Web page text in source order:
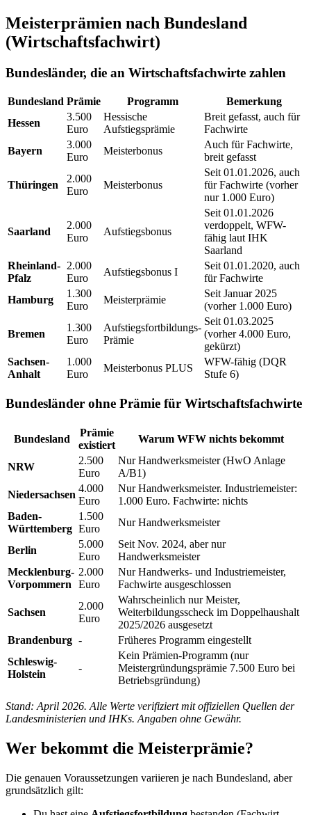
Meisterprämien nach Bundesland
(Wirtschaftsfachwirt)
Bundesländer, die an Wirtschaftsfachwirte zahlen
Bundesland Prämie Programm
Bemerkung
Hessen
3.500
Euro
Hessische
Aufstiegsprämie
Breit gefasst, auch für
Fachwirte
Bayern
3.000
Euro
Meisterbonus
Auch für Fachwirte,
breit gefasst
Thüringen
2.000
Euro
Meisterbonus
Seit 01.01.2026, auch
für Fachwirte (vorher
nur 1.000 Euro)
Saarland
2.000
Euro
Aufstiegsbonus
Seit 01.01.2026
verdoppelt, WFW-
fähig laut IHK
Saarland
Rheinland-
Pfalz
2.000
Euro
Aufstiegsbonus I
Seit 01.01.2020, auch
für Fachwirte
Hamburg
1.300
Euro
Meisterprämie
Seit Januar 2025
(vorher 1.000 Euro)
Bremen
1.300
Euro
Aufstiegsfortbildungs-
Prämie
Seit 01.03.2025
(vorher 4.000 Euro,
gekürzt)
Sachsen-
Anhalt
1.000
Euro
Meisterbonus PLUS
WFW-fähig (DQR
Stufe 6)
Bundesländer ohne Prämie für Wirtschaftsfachwirte
Bundesland
Prämie
existiert
Warum WFW nichts bekommt
NRW
2.500
Euro
Nur Handwerksmeister (HwO Anlage
A/B1)
Niedersachsen
4.000
Euro
Nur Handwerksmeister. Industriemeister:
1.000 Euro. Fachwirte: nichts
Baden-
Württemberg
1.500
Euro
Nur Handwerksmeister
Berlin
5.000
Euro
Seit Nov. 2024, aber nur
Handwerksmeister
Mecklenburg-
Vorpommern
2.000
Euro
Nur Handwerks- und Industriemeister,
Fachwirte ausgeschlossen
Sachsen
2.000
Euro
Wahrscheinlich nur Meister,
Weiterbildungsscheck im Doppelhaushalt
2025/2026 ausgesetzt
Brandenburg -
Früheres Programm eingestellt
Schleswig-
Holstein
-
Kein Prämien-Programm (nur
Meistergründungsprämie 7.500 Euro bei
Betriebsgründung)
Stand: April 2026. Alle Werte verifiziert mit offiziellen Quellen der
Landesministerien und IHKs. Angaben ohne Gewähr.
Wer bekommt die Meisterprämie?
Die genauen Voraussetzungen variieren je nach Bundesland, aber
grundsätzlich gilt: